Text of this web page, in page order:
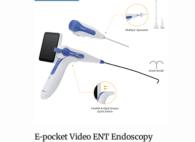
Aperçu rapide
E-pocket Video ENT Endoscopy